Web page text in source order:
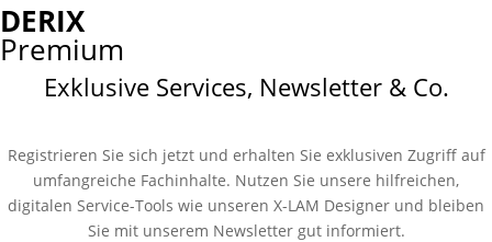
DERIX
Premium
Exklusive Services, Newsletter & Co.
Registrieren Sie sich jetzt und erhalten Sie exklusiven Zugriff auf
umfangreiche Fachinhalte. Nutzen Sie unsere hilfreichen,
digitalen Service-Tools wie unseren X-LAM Designer und bleiben
Sie mit unserem Newsletter gut informiert.